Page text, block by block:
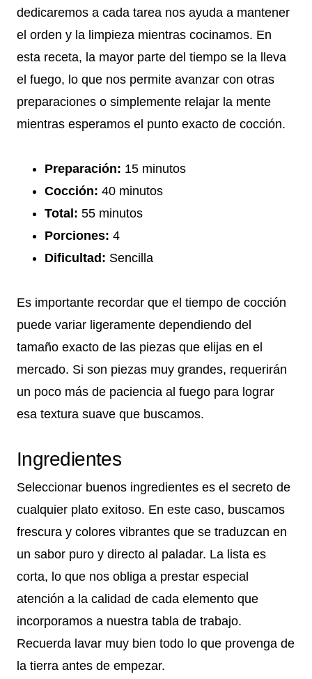
dedicaremos a cada tarea nos ayuda a mantener
el orden y la limpieza mientras cocinamos. En
esta receta, la mayor parte del tiempo se la lleva
el fuego, lo que nos permite avanzar con otras
preparaciones o simplemente relajar la mente
mientras esperamos el punto exacto de cocción.
Preparación: 15 minutos
Cocción: 40 minutos
Total: 55 minutos
Porciones: 4
Dificultad: Sencilla
Es importante recordar que el tiempo de cocción
puede variar ligeramente dependiendo del
tamaño exacto de las piezas que elijas en el
mercado. Si son piezas muy grandes, requerirán
un poco más de paciencia al fuego para lograr
esa textura suave que buscamos.
Ingredientes
Seleccionar buenos ingredientes es el secreto de
cualquier plato exitoso. En este caso, buscamos
frescura y colores vibrantes que se traduzcan en
un sabor puro y directo al paladar. La lista es
corta, lo que nos obliga a prestar especial
atención a la calidad de cada elemento que
incorporamos a nuestra tabla de trabajo.
Recuerda lavar muy bien todo lo que provenga de
la tierra antes de empezar.